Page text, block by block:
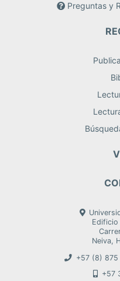
Preguntas y
Neiva,
+57 (8)
+57